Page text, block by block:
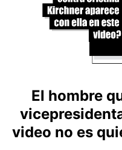
El hombre
video no es